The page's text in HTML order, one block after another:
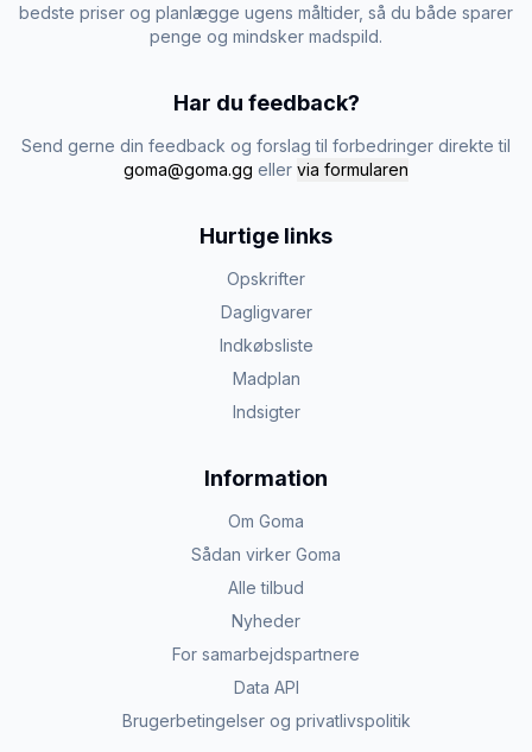
bedste priser og planlægge ugens måltider, så du både sparer
penge og mindsker madspild.
Har du feedback?
Send gerne din feedback og forslag til forbedringer direkte til
goma@goma.gg eller via formularen
Hurtige links
Opskrifter
Dagligvarer
Indkøbsliste
Madplan
Indsigter
Information
Om Goma
Sådan virker Goma
Alle tilbud
Nyheder
For samarbejdspartnere
Data API
Brugerbetingelser og privatlivspolitik